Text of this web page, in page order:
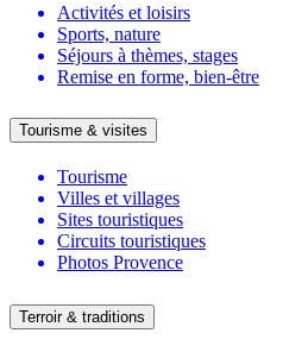
Activités et loisirs
Sports, nature
Séjours à thèmes, stages
Remise en forme, bien-être
Tourisme & visites
Tourisme
Villes et villages
Sites touristiques
Circuits touristiques
Photos Provence
Terroir & traditions